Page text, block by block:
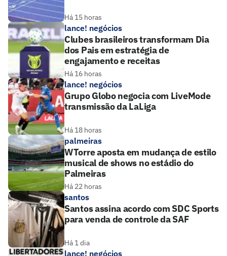
Há 15 horas
lance! negócios
Clubes brasileiros transformam Dia
dos Pais em estratégia de
engajamento e receitas
Há 16 horas
lance! negócios
Grupo Globo negocia com LiveMode
transmissão da LaLiga
Há 18 horas
palmeiras
WTorre aposta em mudança de estilo
musical de shows no estádio do
Palmeiras
Há 22 horas
santos
Santos assina acordo com SDC Sports
para venda de controle da SAF
Há 1 dia
lance! negócios